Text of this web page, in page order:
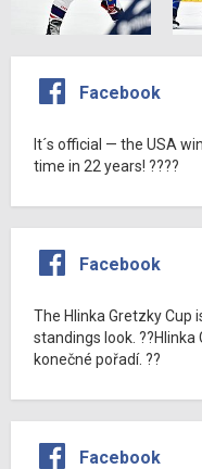
Facebook
It´s official — the USA
time in 22 years! ????
Facebook
The Hlinka Gretzky Cup
standings look.
konečné pořadí. ??
Facebook